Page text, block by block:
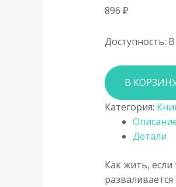
896 ₽
Доступность:
Количество
товара
Лилия
Волкова
выйти
из
кадра»
В
Категория:
Детали
Как жить,